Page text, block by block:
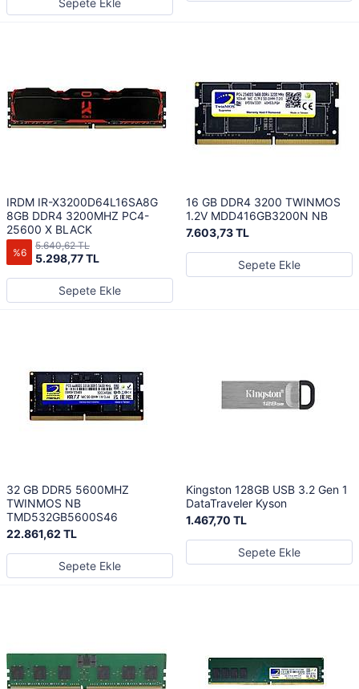
Sepete Ekle
IRDM IR-X3200D64L16SA8G
8GB DDR4 3200MHZ PC4-
25600 X BLACK
%6 5.298,77 TL
5.640,62 TL
Sepete Ekle
16 GB DDR4 3200 TWINMOS
1.2V MDD416GB3200N NB
7.603,73 TL
Sepete Ekle
32 GB DDR5 5600MHZ
TWINMOS NB
TMD532GB5600S46
22.861,62 TL
Sepete Ekle
Kingston 128GB USB 3.2 Gen 1
DataTraveler Kyson
1.467,70 TL
Sepete Ekle